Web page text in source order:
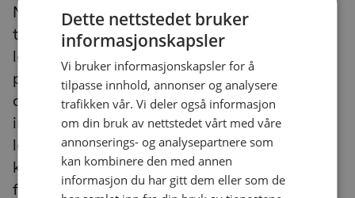
NetNordic støtter hjemmetjenesten ved å
tilby et bredt spekter av teknologiske
løsninger innen medisineringsstøtte,
posisjoneringsteknologi, trygghetsalarmer,
digitalt tilsyn og helseovervåking, alt
integrert i én og samme plattform. Disse
løsningene gir pasienter og pårørende økt
kontroll og selvstendighet, samtidig som de
forenkler og effektiviserer de daglige
Dette nettstedet bruker
informasjonskapsler
Vi bruker informasjonskapsler for å
tilpasse innhold, annonser og analysere
trafikken vår. Vi deler også informasjon
om din bruk av nettstedet vårt med våre
annonserings- og analysepartnere som
kan kombinere den med annen
informasjon du har gitt dem eller som de